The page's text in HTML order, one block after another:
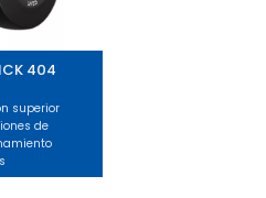
404
superior
de